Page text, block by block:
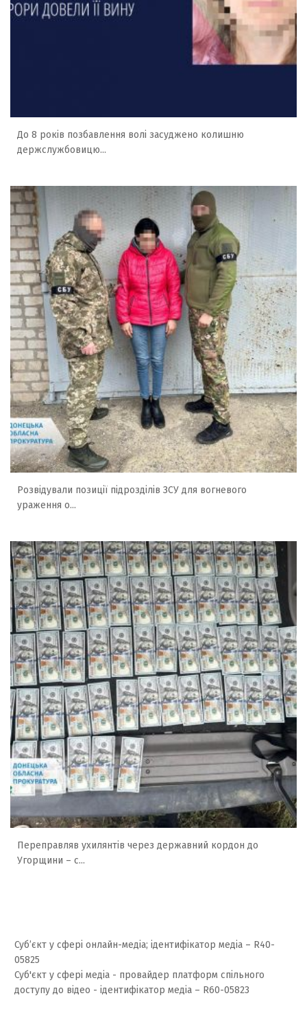
До 8 років позбавлення волі засуджено колишню
держслужбовицю...
Розвідували позиції підрозділів ЗСУ для вогневого
ураження о...
Переправляв ухилянтів через державний кордон до
Угорщини – с...
Суб’єкт у сфері онлайн-медіа; ідентифікатор медіа – R40-
05825
Суб'єкт у сфері медіа - провайдер платформ спільного
доступу до відео - ідентифікатор медіа – R60-05823